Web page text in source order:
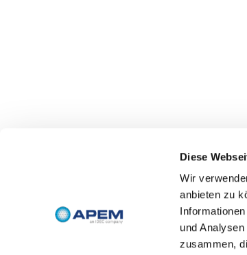
Diese
Wir
anbieten zu
und
zusammen,